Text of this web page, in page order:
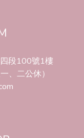
段100號1樓
、二公休）